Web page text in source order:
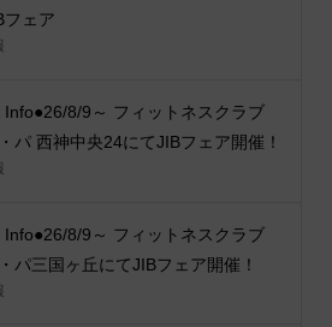
フェア
Info●26/8/9～ フィットネスクラブ
パ 西神中央24にてJIBフェア開催！
Info●26/8/9～ フィットネスクラブ
パ三国ヶ丘にてJIBフェア開催！